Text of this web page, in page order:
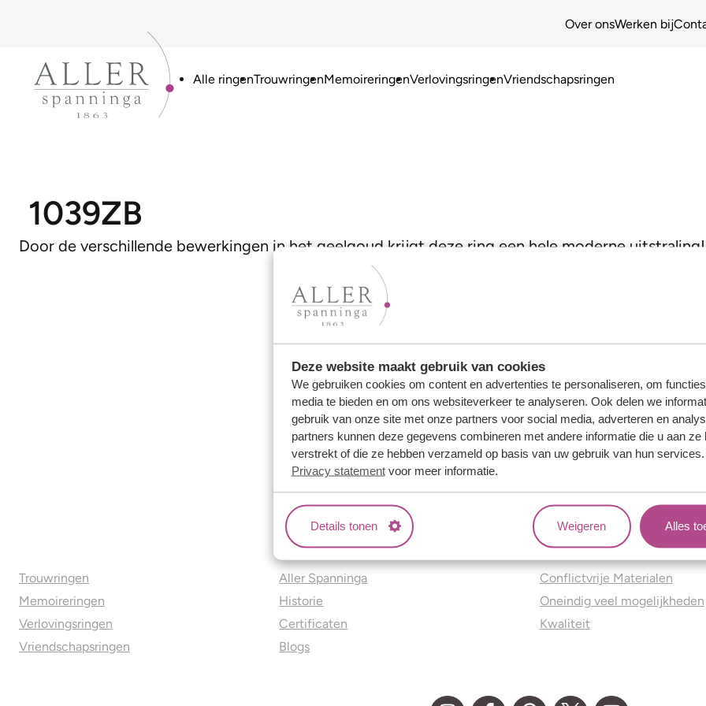
Deze website maakt gebruik van cookies
We gebruiken cookies om content en advertenties te personaliseren, om
media te bieden en om ons websiteverkeer te analyseren. Ook delen we
gebruik van onze site met onze partners voor social media, adverteren en
partners kunnen deze gegevens combineren met andere informatie die u aan ze
verstrekt of die ze hebben verzameld op basis van uw gebruik van hun
Privacy statementvoor meer informatie.
Details tonen Weigeren Alles
Over onsWerken bij
Alle ringenTrouwringenMemoireringenVerlovingsringenVriendschapsringen
1039ZB
Door de verschillende bewerkingen in het geelgoud krijgt deze ring een hele moderne uitstraling!
Trouwringen
Memoireringen
Verlovingsringen
Vriendschapsringen
Over ons
Aller Spanninga
Historie
Certificaten
Blogs
Jouw voordelen
Conflictvrije Materialen
Oneindig veel mogelijkheden
Kwaliteit